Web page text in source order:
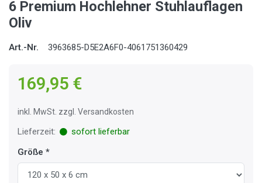
6 Premium Hochlehner Stuhlauflagen
Oliv
Art.-Nr. 3963685-D5E2A6F0-4061751360429
169,95 €
inkl. MwSt. zzgl. Versandkosten
Lieferzeit:
sofort lieferbar
Größe